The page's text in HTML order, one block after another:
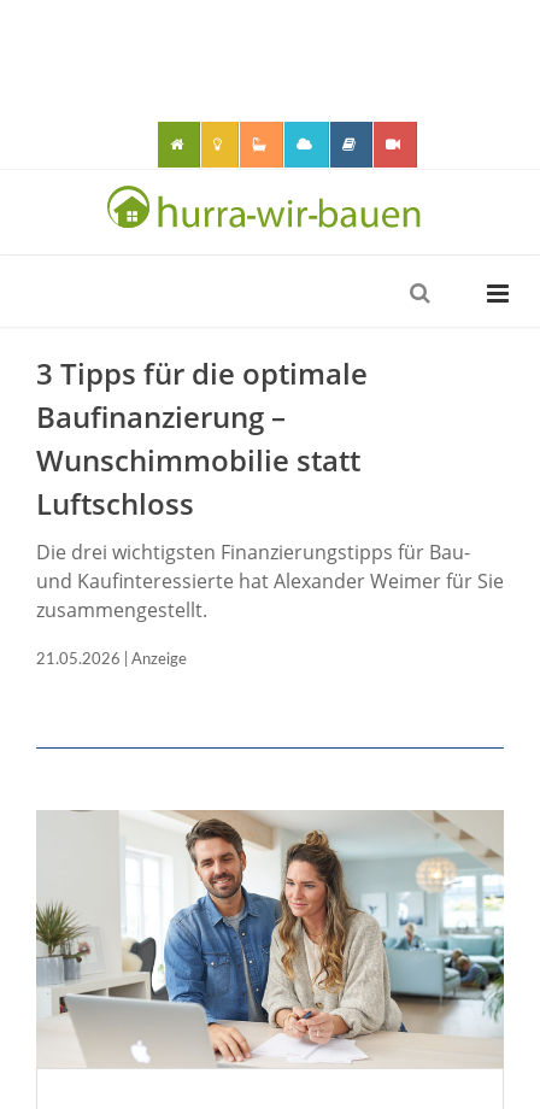
3 Tipps für die optimale
Baufinanzierung –
Wunschimmobilie statt
Luftschloss
Die drei wichtigsten Finanzierungstipps für Bau-
und Kaufinteressierte hat Alexander Weimer für Sie
zusammengestellt.
21.05.2026 | Anzeige